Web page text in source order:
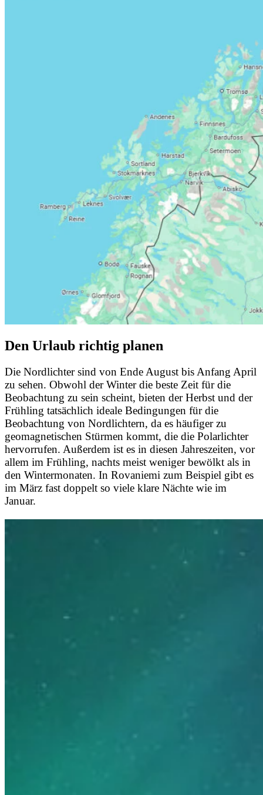
Den Urlaub richtig planen
Die Nordlichter sind von Ende August bis Anfang April
zu sehen. Obwohl der Winter die beste Zeit für die
Beobachtung zu sein scheint, bieten der Herbst und der
Frühling tatsächlich ideale Bedingungen für die
Beobachtung von Nordlichtern, da es häufiger zu
geomagnetischen Stürmen kommt, die die Polarlichter
hervorrufen. Außerdem ist es in diesen Jahreszeiten, vor
allem im Frühling, nachts meist weniger bewölkt als in
den Wintermonaten. In Rovaniemi zum Beispiel gibt es
im März fast doppelt so viele klare Nächte wie im
Januar.